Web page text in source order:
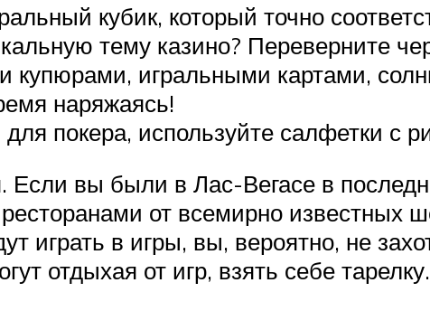
кубик, который точно
тему казино? Переверните
купюрами, игральными картами,
наряжаясь!
покера, используйте салфетки с
Если вы были в Лас-Вегасе в
от всемирно известных
играть в игры, вы, вероятно, не
отдыхая от игр, взять себе тарелку.